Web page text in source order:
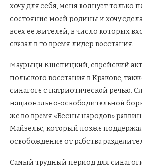
хочу для себя, меня волнует только
состояние моей родины и хочу
всех ее жителей, в число которых
сказал в то время лидер восстания.
Маурыци Кшепицкий, еврейский
польского восстания в Кракове,
синагоге с патриотической речью.
национально-освободительной
же во время «Весны народов»
Майзельс, который позже
освобождение от рабства
Самый трудный период для